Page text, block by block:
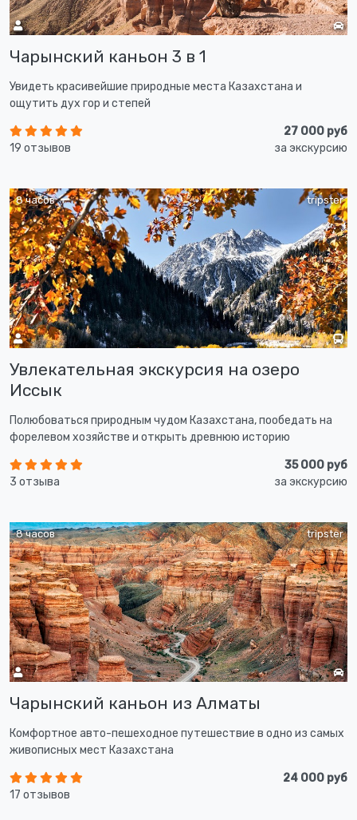
Чарынский каньон 3 в 1
Увидеть красивейшие природные места Казахстана и
ощутить дух гор и степей
19 отзывов
27 000 руб
за экскурсию
tripster
8 часов
Увлекательная экскурсия на озеро
Иссык
Полюбоваться природным чудом Казахстана, пообедать на
форелевом хозяйстве и открыть древнюю историю
3 отзыва
35 000 руб
за экскурсию
tripster
8 часов
Чарынский каньон из Алматы
Комфортное авто-пешеходное путешествие в одно из самых
живописных мест Казахстана
17 отзывов
24 000 руб